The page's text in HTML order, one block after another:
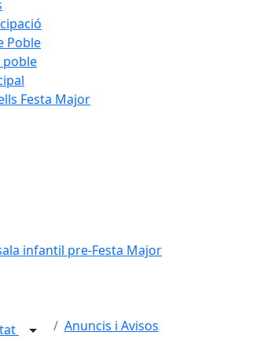
Poble
poble
Festa Major
infantil pre-Festa Major
Anuncis i Avisos